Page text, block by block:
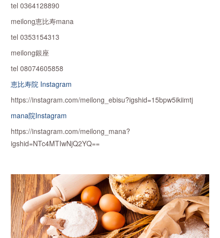
tel 0364128890
meilong恵比寿mana
tel 0353154313
meilong銀座
tel 08074605858
恵比寿院 Instagram
https://instagram.com/meilong_ebisu?igshid=15bpw5ikiimtj
mana院Instagram
https://instagram.com/meilong_mana?
igshid=NTc4MTIwNjQ2YQ==